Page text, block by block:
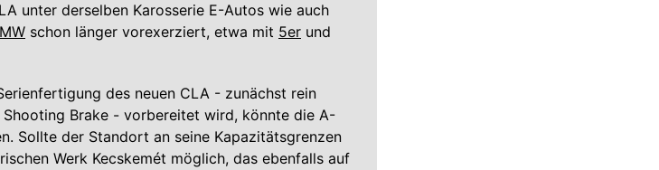
unter derselben Karosserie E-Autos wie auch
schon länger vorexerziert, etwa mit 5er und
des neuen CLA - zunächst rein
Brake - vorbereitet wird, könnte die A-
Sollte der Standort an seine Kapazitätsgrenzen
Werk Kecskemét möglich, das ebenfalls auf